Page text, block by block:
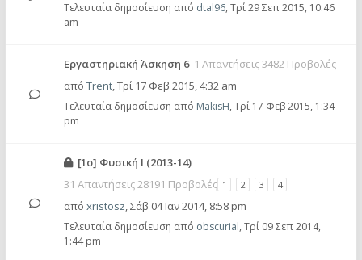
Τελευταία δημοσίευση από dtal96, Τρί 29 Σεπ 2015, 10:46
am
Εργαστηριακή Άσκηση 6 1 Απαντήσεις 3482 Προβολές
από Trent,Τρί 17 Φεβ 2015, 4:32 am
Τελευταία δημοσίευση από MakisH, Τρί 17 Φεβ 2015, 1:34
pm
[1o] Φυσική Ι (2013-14)
31 Απαντήσεις 28191 Προβολές 1 2 3 4
από xristosz,Σάβ 04 Ιαν 2014, 8:58 pm
Τελευταία δημοσίευση από obscurial, Τρί 09 Σεπ 2014,
1:44 pm